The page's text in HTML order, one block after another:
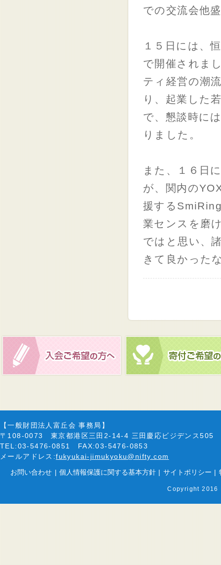
での交流会他
１５日には、
で開催されま
ティ経営の潮
り、起業した
で、懇談時に
りました。
また、１６日
が、関内の
援する
業センスを磨
ではと思い、
きて良かった
【一般財団法人富丘会 事務局】
〒108-0073 東京都港区三田2-14-4 三田慶応ビジデンス505
TEL:03-5476-0851 FAX:03-5476-0853
メールアドレス:fukyukai-jimukyoku@nifty.com
お問い合わせ | 個人情報保護に関する基本方針 | サイトポリシー |
Copyright 2016